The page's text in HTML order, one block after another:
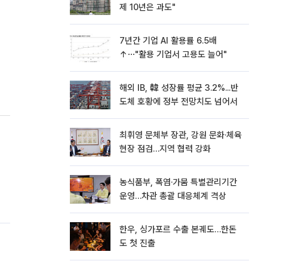
제 10년은 과도"
7년간 기업 AI 활용률 6.5배
↑⋯"활용 기업서 고용도 늘어"
해외 IB, 韓 성장률 평균 3.2%...반
도체 호황에 정부 전망치도 넘어서
최휘영 문체부 장관, 강원 문화·체육
현장 점검…지역 협력 강화
농식품부, 폭염·가뭄 특별관리기간
운영…차관 총괄 대응체계 격상
한우, 싱가포르 수출 본궤도…한돈
도 첫 진출